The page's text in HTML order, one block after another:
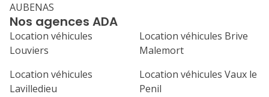
Nos agences ADA
Location véhicules
Louviers
Location véhicules Brive
Malemort
Location véhicules
Lavilledieu
Location véhicules Vaux le
Penil
AUBENAS